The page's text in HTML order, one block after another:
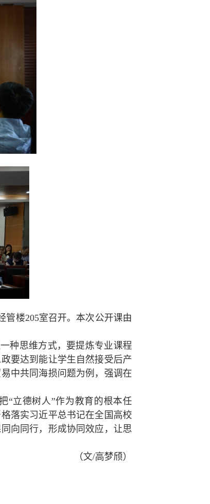
管楼205室召开。本次公开课由
种思维方式，要提炼专业课程
要达到能让学生自然接受后产
中共同海损问题为例，强调在
“立德树人”作为教育的根本任
落实习近平总书记在全国高校
向同行，形成协同效应，让思
（文/高梦颀）